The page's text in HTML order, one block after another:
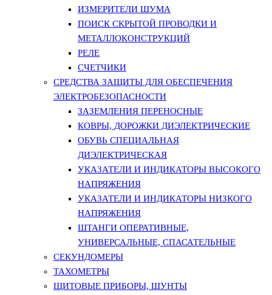
ИЗМЕРИТЕЛИ ШУМА
ПОИСК СКРЫТОЙ ПРОВОДКИ И
МЕТАЛЛОКОНСТРУКЦИЙ
РЕЛЕ
СЧЕТЧИКИ
СРЕДСТВА ЗАЩИТЫ ДЛЯ ОБЕСПЕЧЕНИЯ
ЭЛЕКТРОБЕЗОПАСНОСТИ
ЗАЗЕМЛЕНИЯ ПЕРЕНОСНЫЕ
КОВРЫ, ДОРОЖКИ ДИЭЛЕКТРИЧЕСКИЕ
ОБУВЬ СПЕЦИАЛЬНАЯ
ДИЭЛЕКТРИЧЕСКАЯ
УКАЗАТЕЛИ И ИНДИКАТОРЫ ВЫСОКОГО
НАПРЯЖЕНИЯ
УКАЗАТЕЛИ И ИНДИКАТОРЫ НИЗКОГО
НАПРЯЖЕНИЯ
ШТАНГИ ОПЕРАТИВНЫЕ,
УНИВЕРСАЛЬНЫЕ, СПАСАТЕЛЬНЫЕ
СЕКУНДОМЕРЫ
ТАХОМЕТРЫ
ЩИТОВЫЕ ПРИБОРЫ, ШУНТЫ